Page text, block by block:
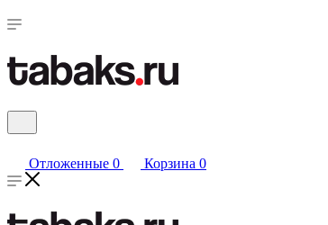
Отложенные 0 Корзина 0